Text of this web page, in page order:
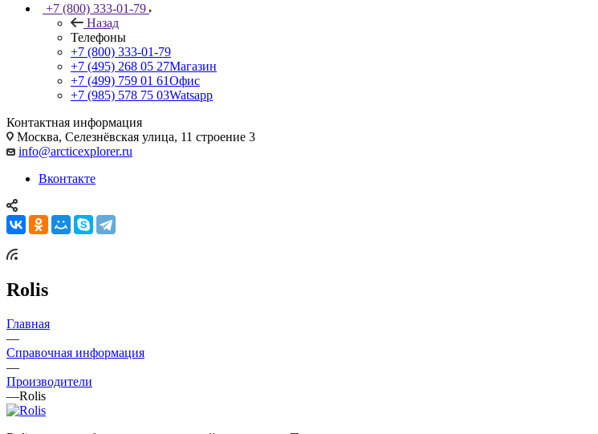
+7 (800) 333-01-79
Назад
Телефоны
+7 (800) 333-01-79
+7 (495) 268 05 27Магазин
+7 (499) 759 01 61Офис
+7 (985) 578 75 03Watsapp
Контактная информация
Москва, Селезнёвская улица, 11 строение 3
info@arcticexplorer.ru
Вконтакте
Rolis
Главная
—
Справочная информация
—
Производители
—Rolis